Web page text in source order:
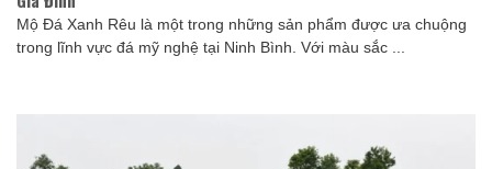
Mộ Đá Xanh Rêu là một trong những sản phẩm được ưa chuộng
trong lĩnh vực đá mỹ nghệ tại Ninh Bình. Với màu sắc ...